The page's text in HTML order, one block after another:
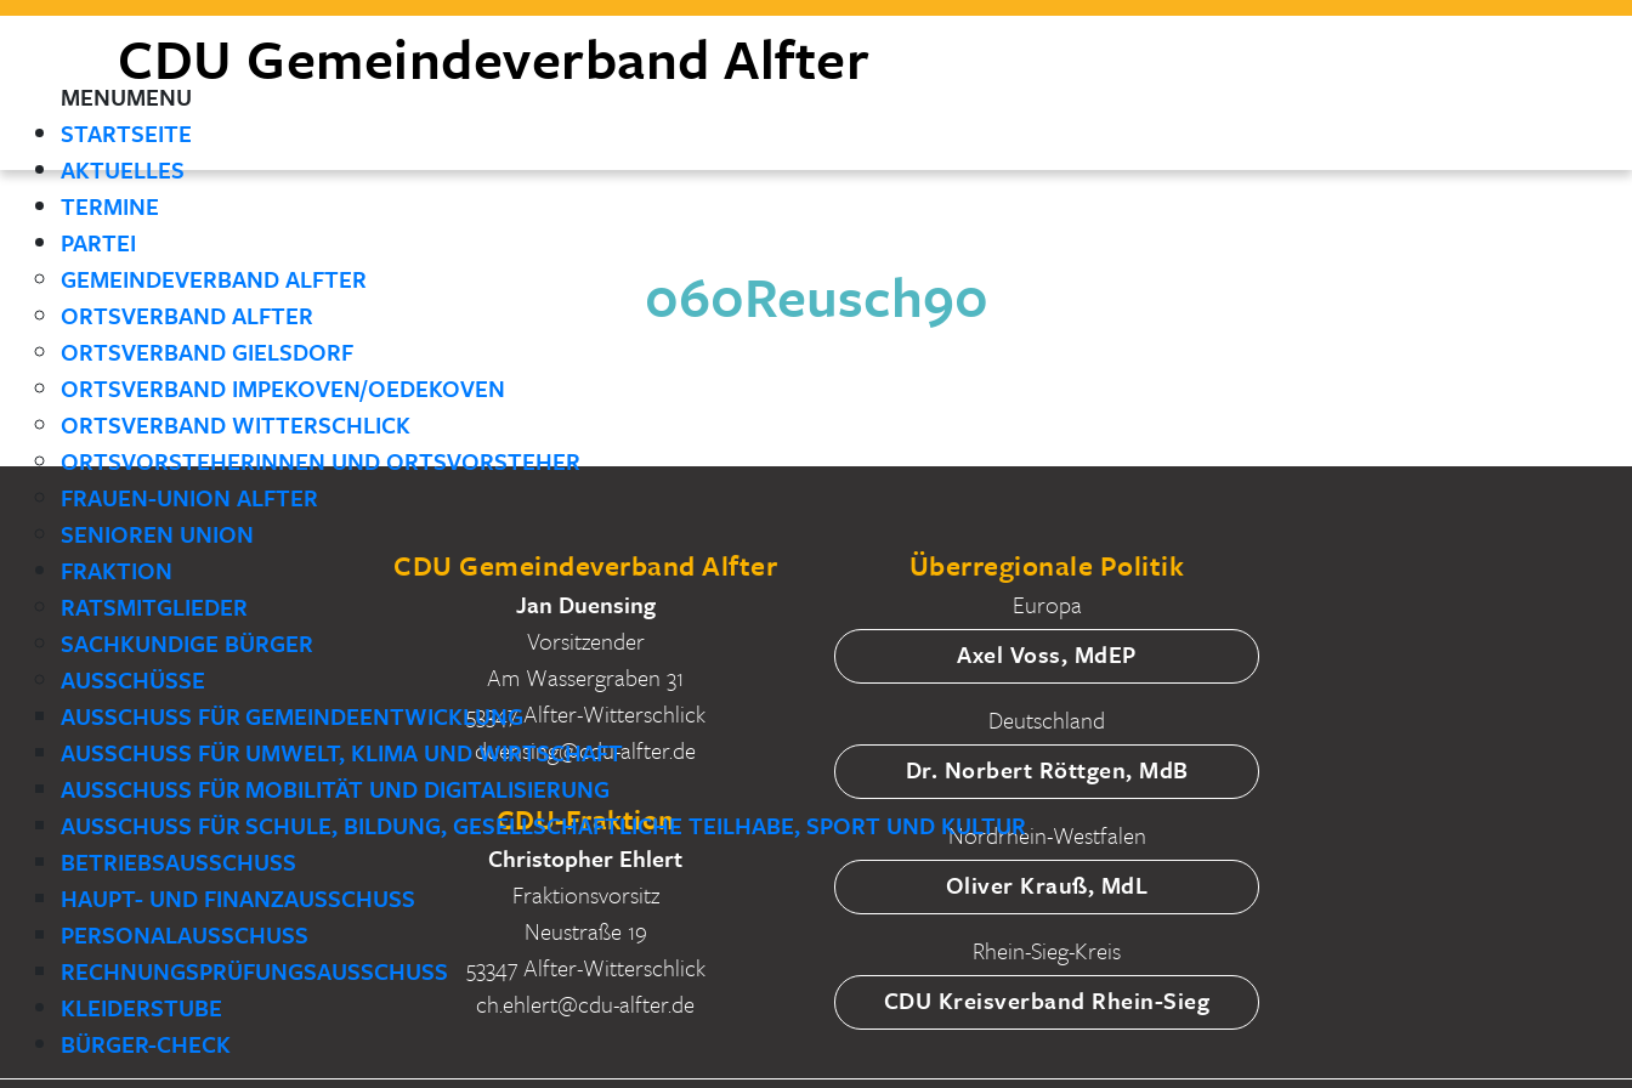
CDU Gemeindeverband Alfter
MENUMENU
STARTSEITE
AKTUELLES
TERMINE
PARTEI
GEMEINDEVERBAND ALFTER
ORTSVERBAND ALFTER
ORTSVERBAND GIELSDORF
ORTSVERBAND IMPEKOVEN/OEDEKOVEN
ORTSVERBAND WITTERSCHLICK
ORTSVORSTEHERINNEN UND ORTSVORSTEHER
FRAUEN-UNION ALFTER
SENIOREN UNION
FRAKTION
RATSMITGLIEDER
SACHKUNDIGE BÜRGER
AUSSCHÜSSE
AUSSCHUSS FÜR GEMEINDEENTWICKLUNG
AUSSCHUSS FÜR UMWELT, KLIMA UND WIRTSCHAFT
AUSSCHUSS FÜR MOBILITÄT UND DIGITALISIERUNG
AUSSCHUSS FÜR SCHULE, BILDUNG, GESELLSCHAFTLICHE TEILHABE, SPORT UND KULTUR
BETRIEBSAUSSCHUSS
HAUPT- UND FINANZAUSSCHUSS
PERSONALAUSSCHUSS
RECHNUNGSPRÜFUNGSAUSSCHUSS
KLEIDERSTUBE
BÜRGER-CHECK
060Reusch90
CDU Gemeindeverband Alfter
Jan Duensing
Vorsitzender
Am Wassergraben 31
53347 Alfter-Witterschlick
duensing@cdu-alfter.de
CDU-Fraktion
Christopher Ehlert
Fraktionsvorsitz
Neustraße 19
53347 Alfter-Witterschlick
ch.ehlert@cdu-alfter.de
Überregionale Politik
Europa
Axel Voss, MdEP
Deutschland
Dr. Norbert Röttgen, MdB
Nordrhein-Westfalen
Oliver Krauß, MdL
Rhein-Sieg-Kreis
CDU Kreisverband Rhein-Sieg